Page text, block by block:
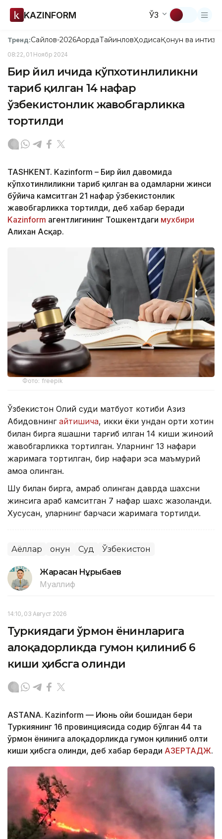
KAZINFORM ЎЗ
Тренд:Сайлов-2026АқордаТайинловҲодисаҚонун ва
08:22, 01 Ноябр 2024
Бир йил ичида кўпхотинлиликни
тарғиб қилган 14 нафар
ўзбекистонлик жавобгарликка
тортилди
TASHKENT. Kazinform – Бир йил давомида
кўпхотинлиликни тарғиб қилган ва одамларни жинси
бўйича камситган 21 нафар ўзбекистонлик
жавобгарликка тортилди, деб хабар беради
Kazinform агентлигининг Тошкентдаги мухбири
Алихан Асқар.
Фото: freepik
Ўзбекистон Олий суди матбуот котиби Азиз
Абидовнинг айтишича, икки ёки ундан ортиқ хотин
билан бирга яшашни тарғиб қилган 14 киши жиноий
жавобгарликка тортилган. Уларнинг 13 нафари
жаримага тортилган, бир нафари эса маъмурий
қамоққа олинган.
Шу билан бирга, қамраб олинган даврда шахсни
жинсига қараб камситган 7 нафар шахс жазоланди.
Хусусан, уларнинг барчаси жаримага тортилди.
Аёллар Қонун Суд Ўзбекистон
Жарасқан Нұрыбаев
Муаллиф
14:10, 03 Август 2026
Туркиядаги ўрмон ёнғинларига
алоқадорликда гумон қилиниб 6
киши ҳибсга олинди
ASTANА. Кazinform — Июнь ойи бошидан бери
Туркиянинг 16 провинциясида содир бўлган 44 та
ўрмон ёнғинига алоқадорликда гумон қилиниб олти
киши ҳибсга олинди, деб хабар беради АЗЕРТАДЖ.